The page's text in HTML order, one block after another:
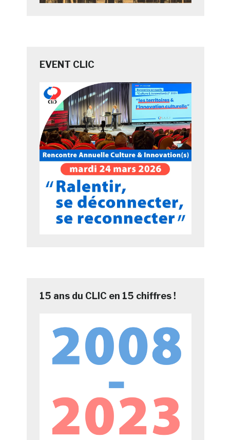
EVENT CLIC
15 ans du CLIC en 15 chiffres !